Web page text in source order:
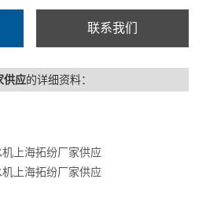
联系我们
供应的详细资料：
上海拓纷厂家供应
上海拓纷厂家供应